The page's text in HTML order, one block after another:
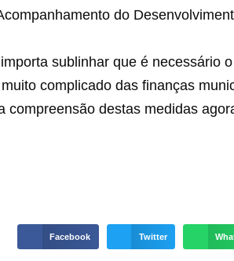
do
sublinhar que é necessário o
complicado das finanças
compreensão destas medidas
Facebook Twitter